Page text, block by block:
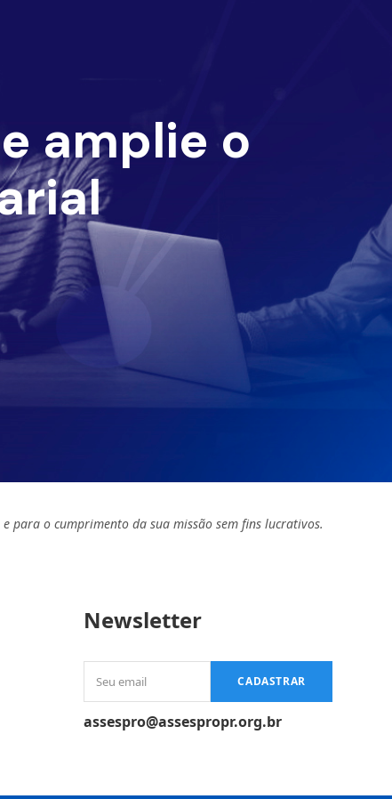
amplie o
para o cumprimento da sua missão sem fins lucrativos.
Newsletter
email
CADASTRAR
assespro@assespropr.org.br